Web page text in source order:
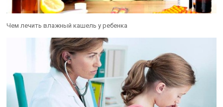
Чем лечить влажный кашель у ребенка